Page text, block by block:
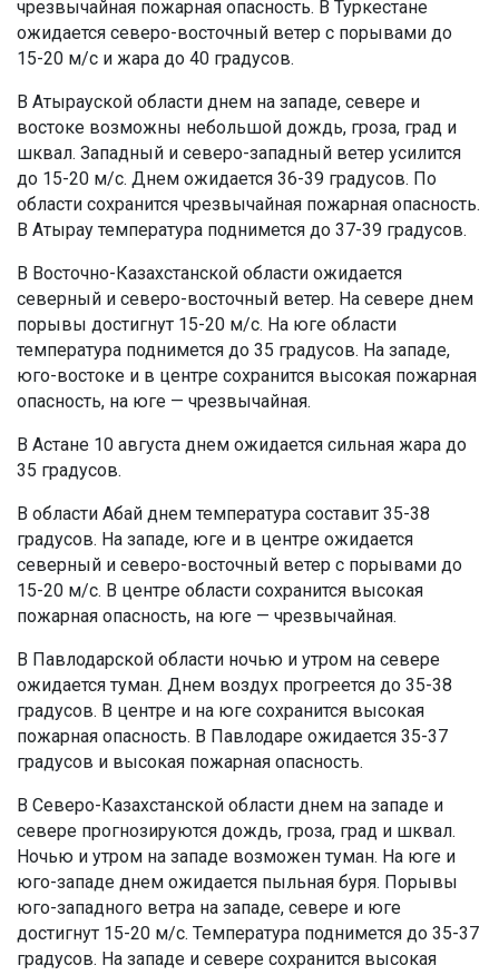
чрезвычайная пожарная опасность. В Туркестане
ожидается северо-восточный ветер с порывами до
15-20 м/с и жара до 40 градусов.
В Атырауской области днем на западе, севере и
востоке возможны небольшой дождь, гроза, град и
шквал. Западный и северо-западный ветер усилится
до 15-20 м/с. Днем ожидается 36-39 градусов. По
области сохранится чрезвычайная пожарная опасность.
В Атырау температура поднимется до 37-39 градусов.
В Восточно-Казахстанской области ожидается
северный и северо-восточный ветер. На севере днем
порывы достигнут 15-20 м/с. На юге области
температура поднимется до 35 градусов. На западе,
юго-востоке и в центре сохранится высокая пожарная
опасность, на юге — чрезвычайная.
В Астане 10 августа днем ожидается сильная жара до
35 градусов.
В области Абай днем температура составит 35-38
градусов. На западе, юге и в центре ожидается
северный и северо-восточный ветер с порывами до
15-20 м/с. В центре области сохранится высокая
пожарная опасность, на юге — чрезвычайная.
В Павлодарской области ночью и утром на севере
ожидается туман. Днем воздух прогреется до 35-38
градусов. В центре и на юге сохранится высокая
пожарная опасность. В Павлодаре ожидается 35-37
градусов и высокая пожарная опасность.
В Северо-Казахстанской области днем на западе и
севере прогнозируются дождь, гроза, град и шквал.
Ночью и утром на западе возможен туман. На юге и
юго-западе днем ожидается пыльная буря. Порывы
юго-западного ветра на западе, севере и юге
достигнут 15-20 м/с. Температура поднимется до 35-37
градусов. На западе и севере сохранится высокая